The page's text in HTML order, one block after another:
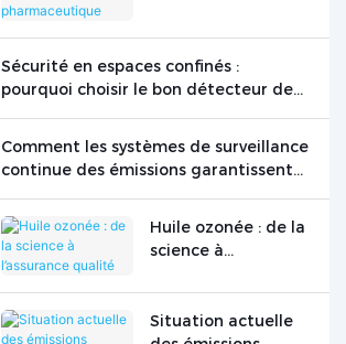
pharmaceutique
Sécurité en espaces confinés :
pourquoi choisir le bon détecteur de
Comment les systèmes de surveillance
continue des émissions garantissent
Huile ozonée : de la
science à
Situation actuelle